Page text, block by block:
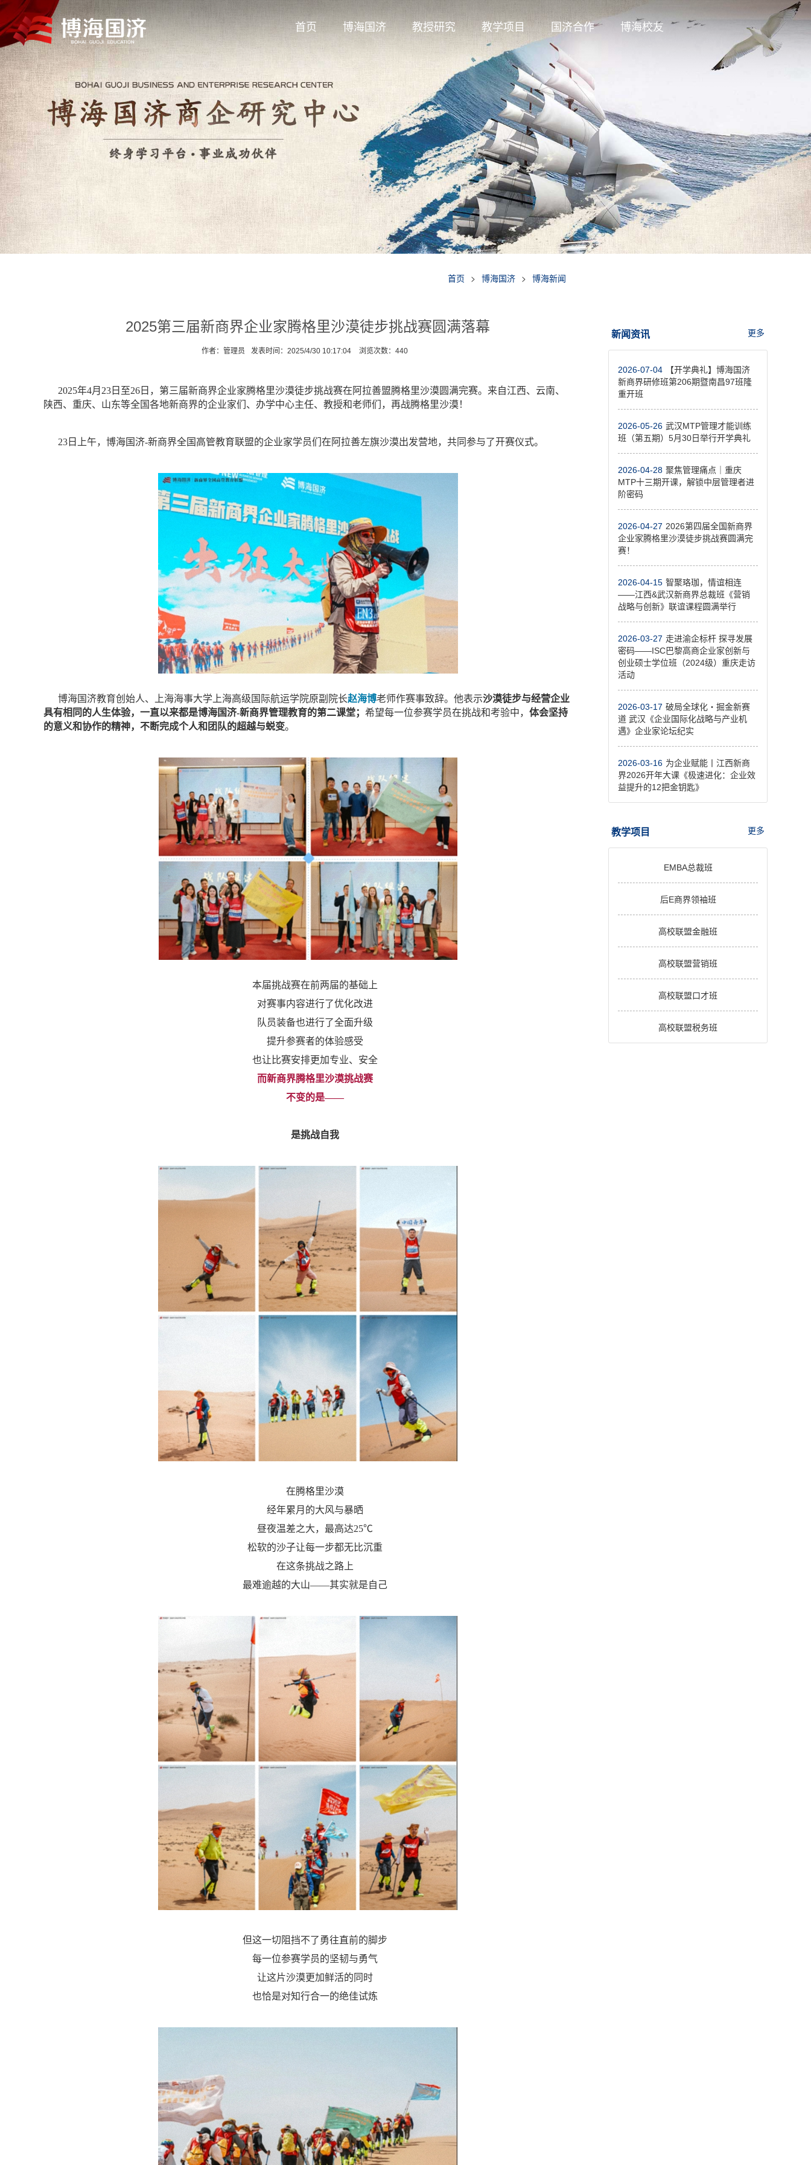
首页 博海国济 教授研究 教学项目 国济合作 博海校友
首页 > 博海国济 > 博海新闻
2025第三届新商界企业家腾格里沙漠徒步挑战赛圆满落幕
作者：管理员 发表时间：2025/4/30 10:17:04 浏览次数： 440
2025年4月23日至26日，第三届新商界企业家腾格里沙漠徒步挑战赛在阿拉善盟腾格里沙漠圆满完赛。来自江西、云南、
陕西、重庆、山东等全国各地新商界的企业家们、办学中心主任、教授和老师们，再战腾格里沙漠！
23日上午，博海国济-新商界全国高管教育联盟的企业家学员们在阿拉善左旗沙漠出发营地，共同参与了开赛仪式。
博海国济教育创始人、上海海事大学上海高级国际航运学院原副院长赵海博老师作赛事致辞。他表示沙漠徒步与经营企业
具有相同的人生体验，一直以来都是博海国济-新商界管理教育的第二课堂； 希望每一位参赛学员在挑战和考验中， 体会坚持
的意义和协作的精神，不断完成个人和团队的超越与蜕变。
本届挑战赛在前两届的基础上
对赛事内容进行了优化改进
队员装备也进行了全面升级
提升参赛者的体验感受
也让比赛安排更加专业、安全
而新商界腾格里沙漠挑战赛
不变的是——
是挑战自我
在腾格里沙漠
经年累月的大风与暴晒
昼夜温差之大，最高达25℃
松软的沙子让每一步都无比沉重
在这条挑战之路上
最难逾越的大山——其实就是自己
但这一切阻挡不了勇往直前的脚步
每一位参赛学员的坚韧与勇气
让这片沙漠更加鲜活的同时
也恰是对知行合一的绝佳试炼
新闻资讯 更多
2026-07-04
【开学典礼】博海国济
新商界研修班第206期暨南昌97班隆
重开班
2026-05-26 武汉MTP管理才能训练
班（第五期）5月30日举行开学典礼
2026-04-28 聚焦管理痛点｜重庆
MTP十三期开课，解锁中层管理者进
阶密码
2026-04-27 2026第四届全国新商界
企业家腾格里沙漠徒步挑战赛圆满完
赛！
2026-04-15 智聚珞珈，情谊相连
——江西&武汉新商界总裁班《营销
战略与创新》联谊课程圆满举行
2026-03-27 走进渝企标杆 探寻发展
密码——ISC巴黎高商企业家创新与
创业硕士学位班（2024级）重庆走访
活动
2026-03-17 破局全球化・掘金新赛
道 武汉《企业国际化战略与产业机
遇》企业家论坛纪实
2026-03-16 为企业赋能丨江西新商
界2026开年大课《极速进化：企业效
益提升的12把金钥匙》
教学项目 更多
EMBA总裁班
后E商界领袖班
高校联盟金融班
高校联盟营销班
高校联盟口才班
高校联盟税务班